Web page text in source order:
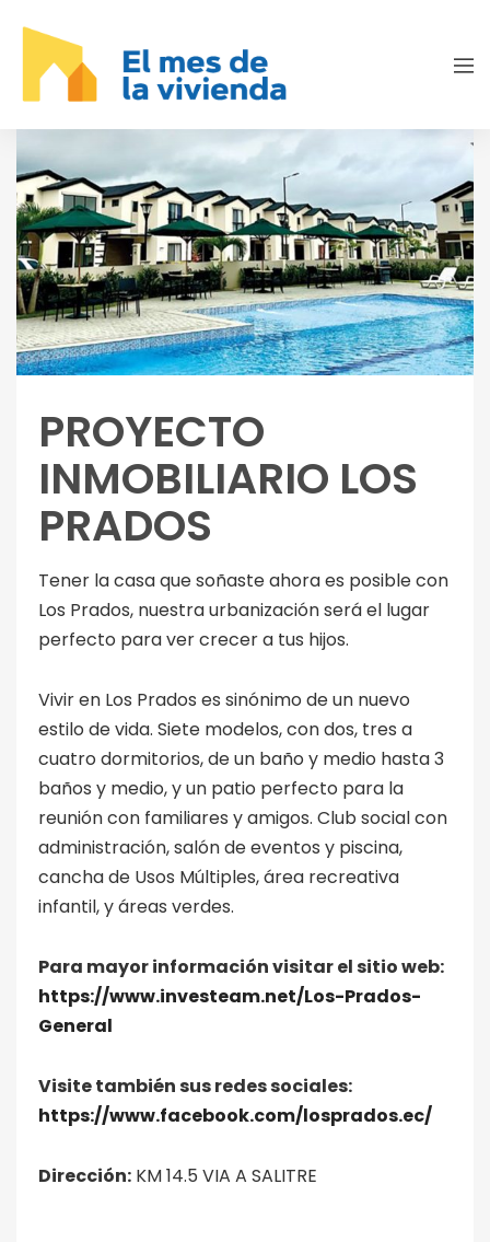
PROYECTO
INMOBILIARIO LOS
PRADOS
Tener la casa que soñaste ahora es posible con
Los Prados, nuestra urbanización será el lugar
perfecto para ver crecer a tus hijos.
Vivir en Los Prados es sinónimo de un nuevo
estilo de vida. Siete modelos, con dos, tres a
cuatro dormitorios, de un baño y medio hasta 3
baños y medio, y un patio perfecto para la
reunión con familiares y amigos. Club social con
administración, salón de eventos y piscina,
cancha de Usos Múltiples, área recreativa
infantil, y áreas verdes.
Para mayor información visitar el sitio web:
https://www.investeam.net/Los-Prados-
General
Visite también sus redes sociales:
https://www.facebook.com/losprados.ec/
Dirección: KM 14.5 VIA A SALITRE